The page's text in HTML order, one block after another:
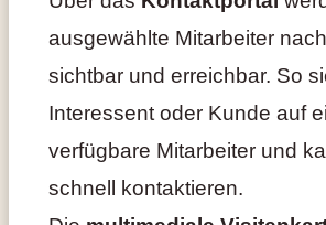
ausgewählte Mitarbeiter
sichtbar und erreichbar. So
Interessent oder Kunde auf
verfügbare Mitarbeiter und
schnell kontaktieren.